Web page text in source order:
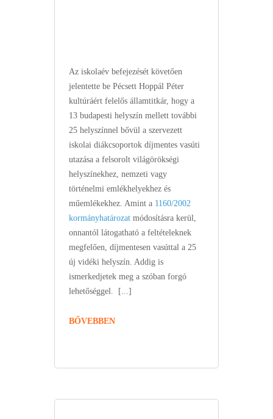
Az iskolaév befejezését követően
jelentette be Pécsett Hoppál Péter
kultúráért felelős államtitkár, hogy a
13 budapesti helyszín mellett további
25 helyszínnel bővül a szervezett
iskolai diákcsoportok díjmentes vasúti
utazása a felsorolt világörökségi
helyszínekhez, nemzeti vagy
történelmi emlékhelyekhez és
műemlékekhez. Amint a 1160/2002
kormányhatározat módosításra kerül,
onnantól látogatható a feltételeknek
megfelően, díjmentesen vasúttal a 25
új vidéki helyszín. Addig is
ismerkedjetek meg a szóban forgó
lehetőséggel.
[...]
BŐVEBBEN